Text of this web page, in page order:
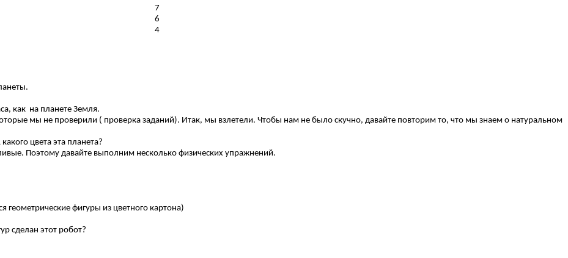
7
6
4
как на планете Земля.
мы не проверили ( проверка заданий). Итак, мы взлетели. Чтобы нам не было скучно, давайте повторим то, что мы знаем о натуральном
цвета эта планета?
Поэтому давайте выполним несколько физических упражнений.
геометрические фигуры из цветного картона)
сделан этот робот?